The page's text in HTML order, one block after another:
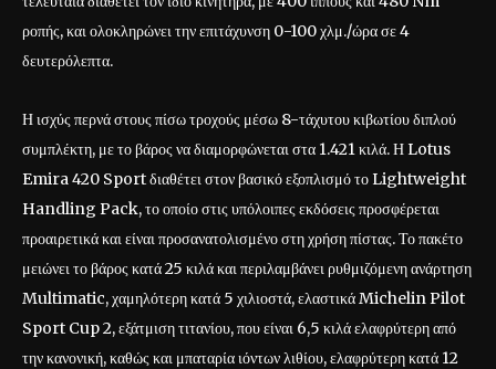
ροπής, και ολοκληρώνει την επιτάχυνση 0-100 χλμ./ώρα σε 4
δευτερόλεπτα.
Η ισχύς περνά στους πίσω τροχούς μέσω 8-τάχυτου κιβωτίου διπλού
συμπλέκτη, με το βάρος να διαμορφώνεται στα 1.421 κιλά. Η Lotus
Emira 420 Sport διαθέτει στον βασικό εξοπλισμό το Lightweight
Handling Pack, το οποίο στις υπόλοιπες εκδόσεις προσφέρεται
προαιρετικά και είναι προσανατολισμένο στη χρήση πίστας. Το πακέτο
μειώνει το βάρος κατά 25 κιλά και περιλαμβάνει ρυθμιζόμενη ανάρτηση
Multimatic, χαμηλότερη κατά 5 χιλιοστά, ελαστικά Michelin Pilot
Sport Cup 2, εξάτμιση τιτανίου, που είναι 6,5 κιλά ελαφρύτερη από
την κανονική, καθώς και μπαταρία ιόντων λιθίου, ελαφρύτερη κατά 12